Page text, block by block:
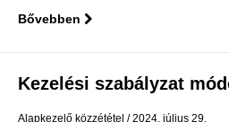
Bővebben
Kezelési szabályzat
Alapkezelő közzététel 2024. július 29.